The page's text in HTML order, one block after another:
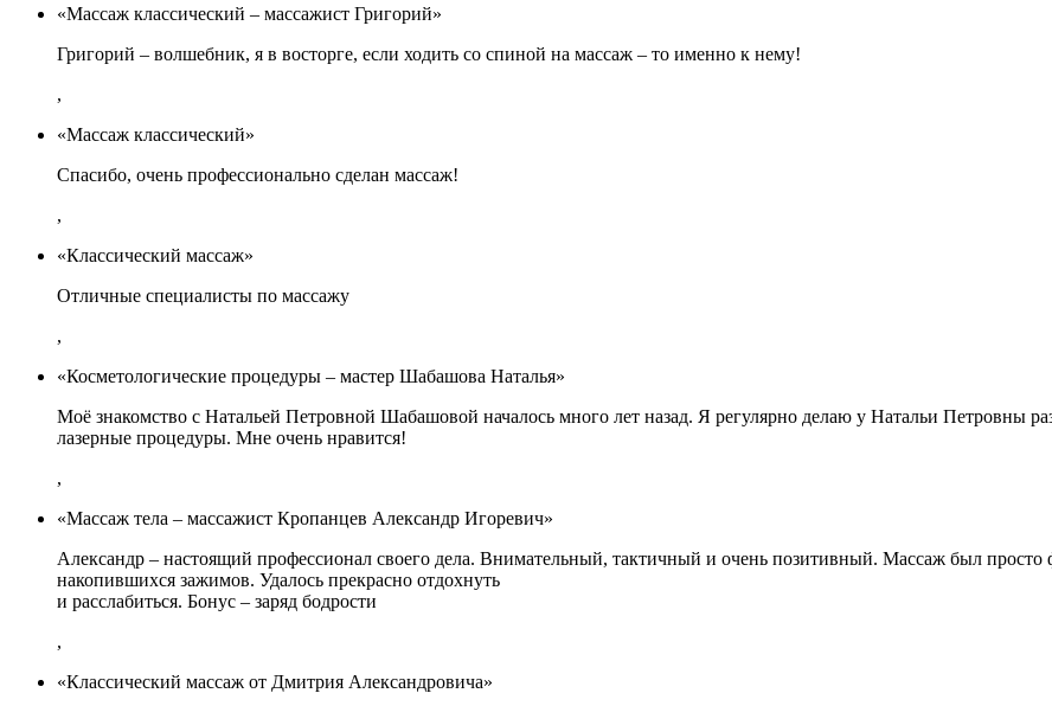
«Массаж классический – массажист Григорий»
Григорий – волшебник, я в восторге, если ходить со спиной на массаж – то именно к нему!
,
«Массаж классический»
Спасибо, очень профессионально сделан массаж!
,
«Классический массаж»
Отличные специалисты по массажу
,
«Косметологические процедуры – мастер Шабашова Наталья»
Моё знакомство с Натальей Петровной Шабашовой началось много лет назад. Я регулярно делаю у Натальи Петровны
лазерные процедуры. Мне очень нравится!
,
«Массаж тела – массажист Кропанцев Александр Игоревич»
Александр – настоящий профессионал своего дела. Внимательный, тактичный и очень позитивный. Массаж был просто
накопившихся зажимов. Удалось прекрасно отдохнуть
и расслабиться. Бонус – заряд бодрости
,
«Классический массаж от Дмитрия Александровича»